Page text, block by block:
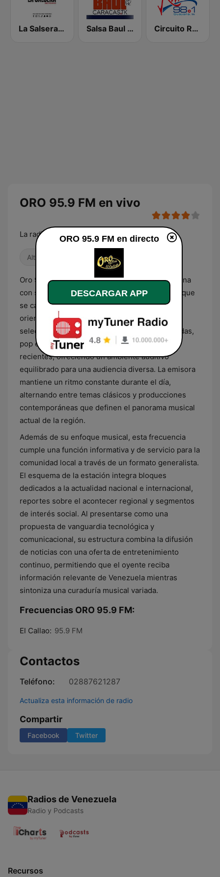
La Salsera FM Salsa Baul Caracas Salsisima Circuito Rumba - Guayana
ORO 95.9 FM en vivo
La radio de nueva era
Alternativa / Indie Años 80
Oro 95.9 FM es una estación de radio venezolana
con sede en la ciudad de Coro, estado Falcón, que
se caracteriza por una programación musical
orientada al género adulto contemporáneo. Su
selección sonora incluye una variedad de baladas,
pop en español e inglés y éxitos de décadas
recientes, ofreciendo un ambiente auditivo
equilibrado para una audiencia diversa. La emisora
mantiene un ritmo constante durante el día,
alternando entre temas clásicos y producciones
contemporáneas que definen el panorama musical
actual de la región.
Además de su enfoque musical, esta frecuencia
cumple una función informativa y de servicio para la
comunidad local a través de un formato generalista.
El esquema de la estación integra bloques
dedicados a la actualidad nacional e internacional,
reportes sobre el acontecer regional y segmentos
de interés social. Al presentarse como una
propuesta de vanguardia tecnológica y
comunicacional, su estructura combina la difusión
de noticias con una oferta de entretenimiento
continuo, permitiendo que el oyente reciba
información relevante de Venezuela mientras
sintoniza una curaduría musical variada.
Frecuencias ORO 95.9 FM:
El Callao: 95.9 FM
Contactos
Teléfono: 02887621287
Actualiza esta información de radio
Compartir
Facebook Twitter
Radios de Venezuela
Radio y Podcasts
Recursos
ORO 95.9 FM en directo
DESCARGAR APP